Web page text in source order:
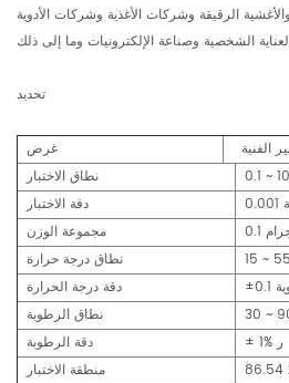
الرقيقة وشركات الأغذية وشركات الأدوية
تحديد
غرض
الفنية
نطاق الاختبار
دقة الاختبار
نطاق درجة حرارة
دقة درجة الحرارة
نطاق الرطوبة
دقة الرطوبة
± 1% ر
منطقة الاختبار